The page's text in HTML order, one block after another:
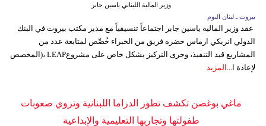
وزير المالية اللبناني ياسين جابر
بيروت ـ لبنان اليوم
عقد وزير المالية ياسين جابر اجتماعاً تنسيقياً مع مدير مكتب بيروت في البنك
الدولي انريكي ارماس حضره فريق من الخبراء خُصِّص لمتابعة عدد من
المشاريع قيد التنفيذ، وجرى التركيز بشكل خاص على مشروعLEAP ،(المخصص
لإعادة ا...
المزيد
ماغي بوغصن تكشف تطور الدراما اللبنانية وتروي صعوبات
طفولتها وتجاربها التعليمية والإبداعية